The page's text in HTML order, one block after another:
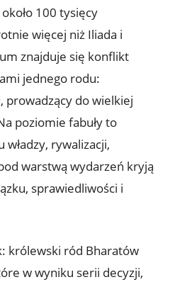
100 tysięcy
więcej niż Iliada i
znajduje się konflikt
jednego rodu:
prowadzący do wielkiej
poziomie fabuły to
rywalizacji,
warstwą wydarzeń kryją
sprawiedliwości i
królewski ród Bharatów
w wyniku serii decyzji,